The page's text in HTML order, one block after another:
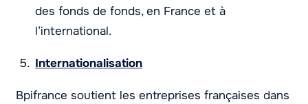
des fonds de fonds, en France et à
l’international.
Internationalisation
Bpifrance soutient les entreprises françaises dans